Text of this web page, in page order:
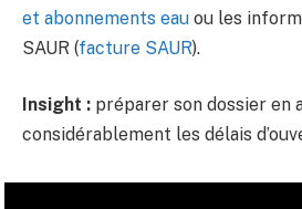
et abonnements eau ou les
SAUR (facture SAUR).
Insight : préparer son dossier en
considérablement les délais